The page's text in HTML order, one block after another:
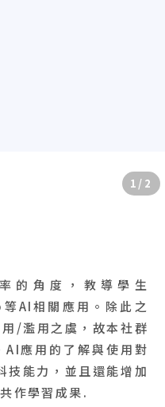
1/2
的角度，教導學生
AI相關應用。除此之
/濫用之虞，故本社群
應用的了解與使用對
技能力，並且還能增加
作學習成果.